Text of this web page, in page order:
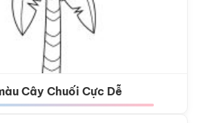
Cây Chuối Cực Dễ